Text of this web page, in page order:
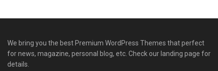
We bring you the best Premium WordPress Themes that perfect
for news, magazine, personal blog, etc. Check our landing page for
details.